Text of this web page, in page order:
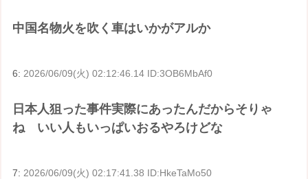
中国名物火を吹く車はいかがアルか
6:2026/06/09(火) 02:12:46.14 ID:3OB6MbAf0
日本人狙った事件実際にあったんだからそりゃ
ね いい人もいっぱいおるやろけどな
7: 2026/06/09(火) 02:17:41.38 ID:HkeTaMo50